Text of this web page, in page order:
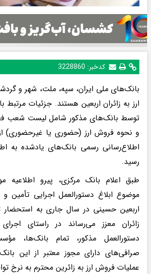
کدخبر: 3228860
بانک‌های ملی ایران، سپه، ملت، شهر و
ارز به زائران اربعین هستند. جزئیات مرتبط
توسط بانک‌های مذکور شامل لیست شعب
و نحوه فروش ارز (حضوری یا غیرحضوری)
اطلاع‌رسانی رسمی بانک‌های یادشده به
رسید.
موضوع ابلاغ دستورالعمل‌ اجرایی تأمین
اربعین حسینی در سال جاری به استحضار
دستورالعمل مذکور، تمام بانک‌ها،
صرافی‌های دارای مجوز معتبر از این
عملیات فروش ارز به زائرین محترم به نرخ